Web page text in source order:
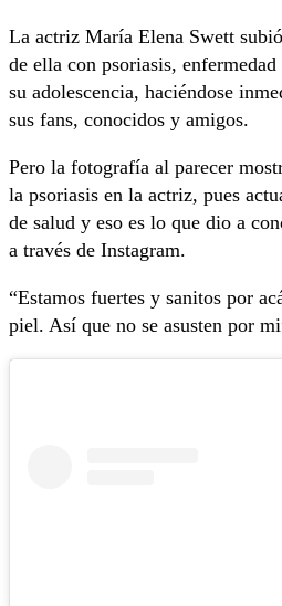
La actriz María Elena Swett
de ella con psoriasis,
su adolescencia, haciéndose
sus fans, conocidos y amigos.
Pero la fotografía al parecer
la psoriasis en la actriz, pues
de salud y eso es lo que dio a
a través de Instagram.
“Estamos fuertes y sanitos por
piel. Así que no se asusten por